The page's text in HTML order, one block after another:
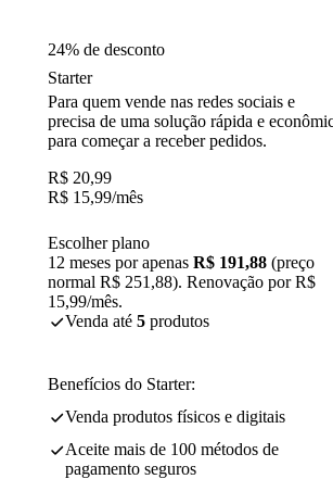
24% de desconto
Starter
Para quem vende nas redes sociais e
precisa de uma solução rápida e
para começar a receber pedidos.
R$ 20,99
R$ 15,99/mês
Escolher plano
12 meses por apenas R$ 191,88 (preço
normal R$ 251,88). Renovação por R$
15,99/mês.
Venda até 5 produtos
Benefícios do Starter:
Venda produtos físicos e digitais
Aceite mais de 100 métodos de
pagamento seguros